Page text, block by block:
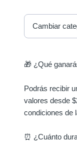
Cambiar
🎁 ¿Qué
Podrás recibir
valores desde
condiciones de
⏰ ¿Cuánto